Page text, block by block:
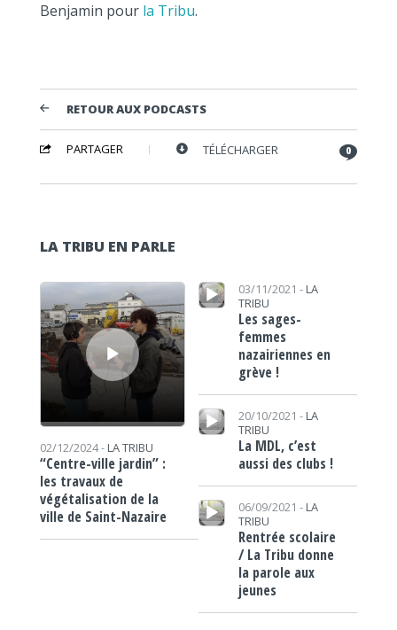
Benjamin pour la Tribu.
RETOUR AUX PODCASTS
PARTAGER TÉLÉCHARGER 0
LA TRIBU EN PARLE
Lecteur audio
02/12/2024 - LA TRIBU
“Centre-ville jardin” :
les travaux de
végétalisation de la
ville de Saint-Nazaire
Lecteur audio 03/11/2021 - LA
TRIBU
Les sages-
femmes
nazairiennes en
grève !
Lecteur audio
20/10/2021 - LA
TRIBU
La MDL, c’est
aussi des clubs !
Lecteur audio
06/09/2021 - LA
TRIBU
Rentrée scolaire
/ La Tribu donne
la parole aux
jeunes